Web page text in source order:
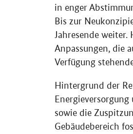
in enger
Bis zur
Jahresende weiter.
Anpassungen, die
Verfügung
Hintergrund der
sowie die
Gebäudebereich